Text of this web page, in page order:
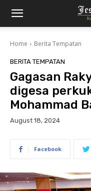
Home Berita Tempatan
BERITA TEMPATAN
Gagasan
digesa
Mohammad
August 18, 2024
Facebook